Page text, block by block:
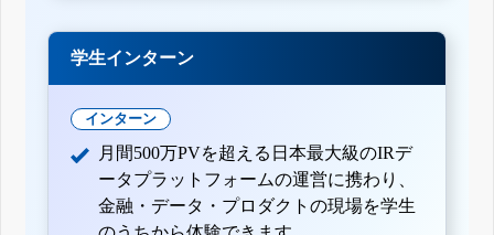
学生インターン
インターン
月間500万PVを超える日本最大級のIRデ
ータプラットフォームの運営に携わり、
金融・データ・プロダクトの現場を学生